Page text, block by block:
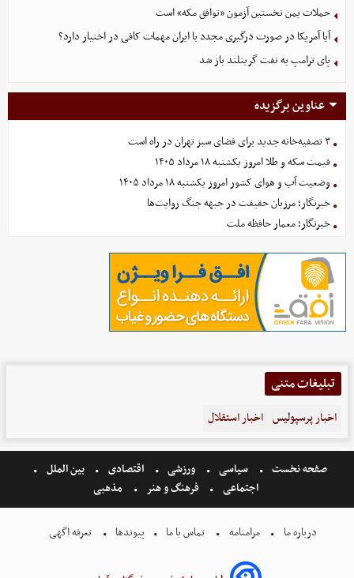
حملات یمن نخستین آزمون «توافق مکه» است
آیا آمریکا در صورت درگیری مجدد با ایران مهمات کافی در اختیار دارد؟
پای ترامپ به نفت گرینلند باز شد
عناوین برگزیده
۳ تصفیه‌خانه جدید برای فضای سبز تهران در راه است
قیمت سکه و طلا امروز یکشنبه ۱۸ مرداد ۱۴۰۵
وضعیت آب و هوای کشور امروز یکشنبه ۱۸ مرداد ۱۴۰۵
خبرنگار؛ مرزبان حقیقت در جبهه جنگ روایت‌ها
خبرنگار؛ معمار حافظه ملت
تبلیغات متنی
اخبار پرسپولیس اخبار استقلال
صفحه نخست سیاسی ورزشی اقتصادی
بین الملل
اجتماعی
فرهنگ و هنر مذهبی
درباره ما مرامنامه تماس با ما پیوندها تعرفه اگهی